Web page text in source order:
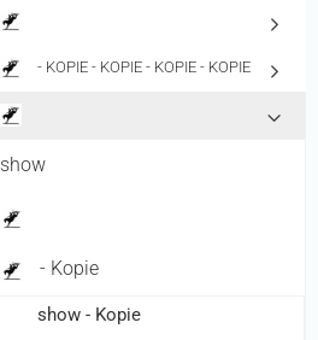
- KOPIE - KOPIE - KOPIE - KOPIE
show
- Kopie
show - Kopie